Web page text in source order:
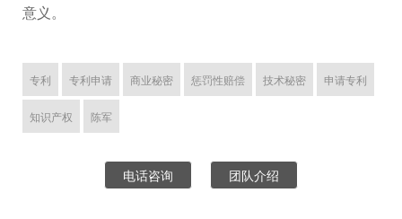
意义。
专利 专利申请 商业秘密 惩罚性赔偿 技术秘密 申请专利
知识产权 陈军
电话咨询 团队介绍